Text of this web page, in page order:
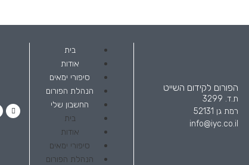
הפורום לקידום השייט
ת.ד. 3299
רמת גן 52131
info@iyc.co.il
בית
אודות
סיפורי ימאים
הנהלת הפורום
החשבון שלי
בית
אודות
סיפורי ימאים
הנהלת הפורום